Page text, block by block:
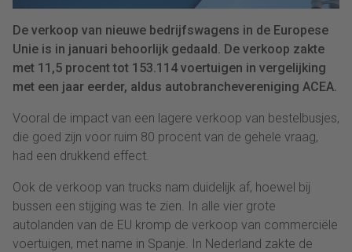
De verkoop van nieuwe bedrijfswagens in de Europese
Unie is in januari behoorlijk gedaald. De verkoop zakte
met 11,5 procent tot 153.114 voertuigen in vergelijking
met een jaar eerder, aldus autobranchevereniging ACEA.
Vooral de impact van een lagere verkoop van bestelbusjes,
die goed zijn voor ruim 80 procent van de gehele vraag,
had een drukkend effect.
Ook de verkoop van trucks nam duidelijk af, hoewel bij
bussen een stijging was te zien. In alle vier grote
autolanden van de EU kromp de verkoop van commerciële
voertuigen, met name in Spanje. In Nederland zakte de